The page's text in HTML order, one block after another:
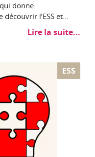
donne
l’ESS et...
Lire la suite...
ESS